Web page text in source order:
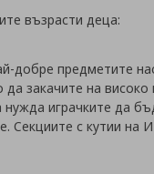
възрасти деца:
добре предметите
закачите на
играчките да
Секциите с кутии